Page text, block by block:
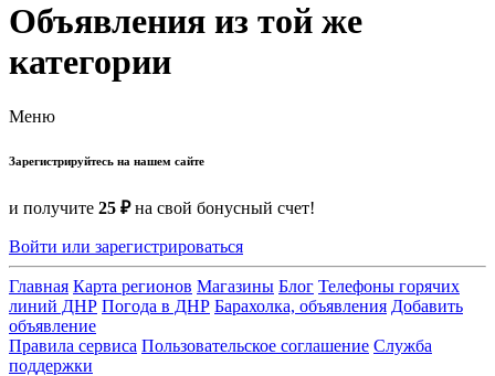
Объявления из той же
категории
Меню
Зарегистрируйтесь на нашем сайте
и получите 25 ₽на свой бонусный счет!
Войти или зарегистрироваться
Главная Карта регионов Магазины Блог Телефоны горячих
линий ДНР Погода в ДНР Барахолка, объявления Добавить
объявление
Правила сервиса Пользовательское соглашение Служба
поддержки